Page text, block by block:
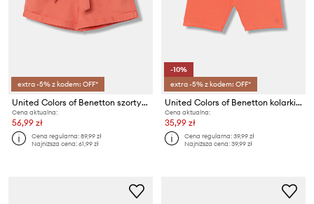
extra -5% z kodem: OFF*
United Colors of Benetton szorty dziecięce bawełniane
Cena aktualna:
56,99 zł
Cena regularna:89,99 zł
Najniższa cena:61,99 zł
-10%
extra -5% z kodem: OFF*
United Colors of Benetton kolarki dziecięce bawełniane z elastanem
Cena aktualna:
35,99 zł
Cena regularna:39,99 zł
Najniższa cena:39,99 zł